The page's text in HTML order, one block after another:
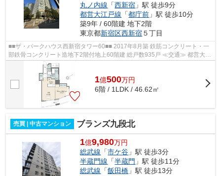
丸ノ内線 「西新宿 」駅 徒歩9分
都営大江戸線 「都庁前 」駅 徒歩10分
築9年 / 60階建 地下2階
東京都新宿区西新宿５丁目
■■ザ・パークハウス西新宿タワー60■■ 2017年8月築 鉄筋コンクリート・一
部鉄骨コンクリート造地下2階付地上60階建 総戸数935戸 ≪交通≫ 都営大江
戸線「西新宿五丁目駅」駅徒歩8分 丸...
1億500万円
6階 / 1LDK / 46.62㎡
売買 | 中古マンション ブランズ九段北
1億9,980万円
総武線 「市ケ谷 」駅 徒歩3分
半蔵門線 「半蔵門 」駅 徒歩11分
総武線 「飯田橋 」駅 徒歩13分